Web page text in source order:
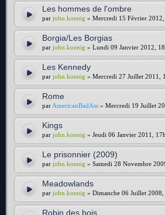
Les hommes de l'ombre
par john.koenig » Mercredi 15 Février
Borgia/Les Borgias
par john.koenig » Lundi 09 Janvier 2012,
Les Kennedy
par john.koenig » Mercredi 27 Juillet 2011,
Rome
par AmericanBadAss » Mercredi 19 Juillet
Kings
par john.koenig » Jeudi 06 Janvier 2011,
Le prisonnier (2009)
par john.koenig » Samedi 28 Novembre
Meadowlands
par john.koenig » Dimanche 06 Juillet 2008,
Robin des bois